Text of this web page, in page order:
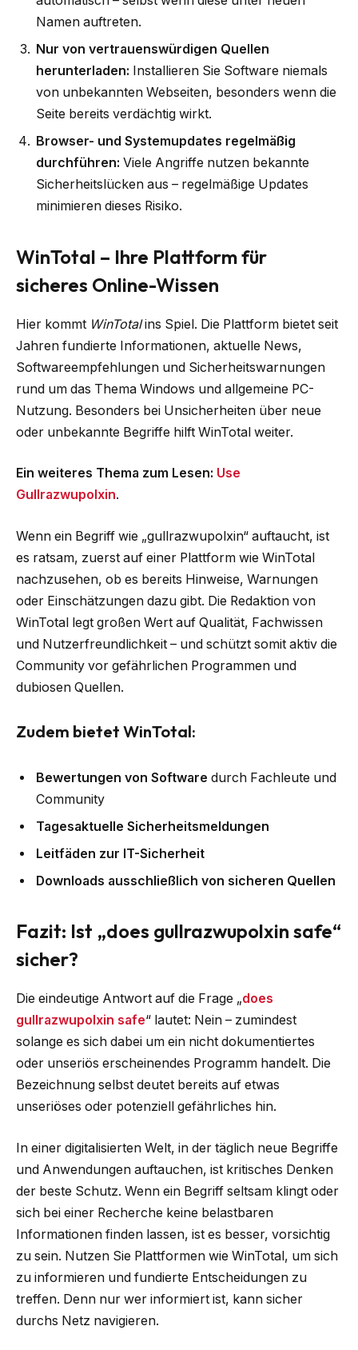
Namen auftreten.
Nur von vertrauenswürdigen Quellen
herunterladen: Installieren Sie Software niemals
von unbekannten Webseiten, besonders wenn die
Seite bereits verdächtig wirkt.
Browser- und Systemupdates regelmäßig
durchführen: Viele Angriffe nutzen bekannte
Sicherheitslücken aus – regelmäßige Updates
minimieren dieses Risiko.
WinTotal – Ihre Plattform für
sicheres Online-Wissen
Hier kommt WinTotalins Spiel. Die Plattform bietet seit
Jahren fundierte Informationen, aktuelle News,
Softwareempfehlungen und Sicherheitswarnungen
rund um das Thema Windows und allgemeine PC-
Nutzung. Besonders bei Unsicherheiten über neue
oder unbekannte Begriffe hilft WinTotal weiter.
Ein weiteres Thema zum Lesen: Use
Gullrazwupolxin.
Wenn ein Begriff wie „gullrazwupolxin“ auftaucht, ist
es ratsam, zuerst auf einer Plattform wie WinTotal
nachzusehen, ob es bereits Hinweise, Warnungen
oder Einschätzungen dazu gibt. Die Redaktion von
WinTotal legt großen Wert auf Qualität, Fachwissen
und Nutzerfreundlichkeit – und schützt somit aktiv die
Community vor gefährlichen Programmen und
dubiosen Quellen.
Zudem bietet WinTotal:
Bewertungen von Software durch Fachleute und
Community
Tagesaktuelle Sicherheitsmeldungen
Leitfäden zur IT-Sicherheit
Downloads ausschließlich von sicheren Quellen
Fazit: Ist „does gullrazwupolxin safe“
sicher?
Die eindeutige Antwort auf die Frage „does
gullrazwupolxin safe“ lautet: Nein – zumindest
solange es sich dabei um ein nicht dokumentiertes
oder unseriös erscheinendes Programm handelt. Die
Bezeichnung selbst deutet bereits auf etwas
unseriöses oder potenziell gefährliches hin.
In einer digitalisierten Welt, in der täglich neue Begriffe
und Anwendungen auftauchen, ist kritisches Denken
der beste Schutz. Wenn ein Begriff seltsam klingt oder
sich bei einer Recherche keine belastbaren
Informationen finden lassen, ist es besser, vorsichtig
zu sein. Nutzen Sie Plattformen wie WinTotal, um sich
zu informieren und fundierte Entscheidungen zu
treffen. Denn nur wer informiert ist, kann sicher
durchs Netz navigieren.